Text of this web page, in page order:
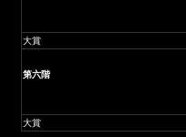
大賞
第六階
大賞